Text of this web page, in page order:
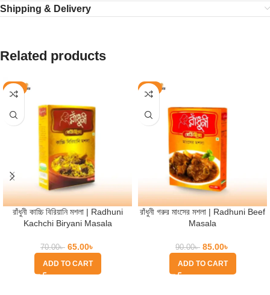
Shipping & Delivery
Related products
-7%
রাঁধুনী কাচ্চি বিরিয়ানি মশলা | Radhuni
Kachchi Biryani Masala
70.00৳ 65.00৳
ADD TO CART
-6%
রাঁধুনী গরুর মাংসের মশলা | Radhuni Beef
Masala
90.00৳ 85.00৳
ADD TO CART